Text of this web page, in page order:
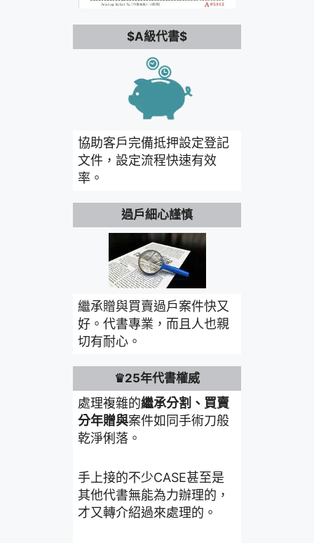
$A級代書$
協助客戶完備抵押設定登記
文件，設定流程快速有效
率。
過戶細心謹慎
繼承贈與買賣過戶案件快又
好。代書專業，而且人也親
切有耐心。
♛25年代書權威
處理複雜的繼承分割、買賣
分年贈與案件如同手術刀般
乾淨俐落。
手上接的不少CASE甚至是
其他代書無能為力辦理的，
才又轉介紹過來處理的。